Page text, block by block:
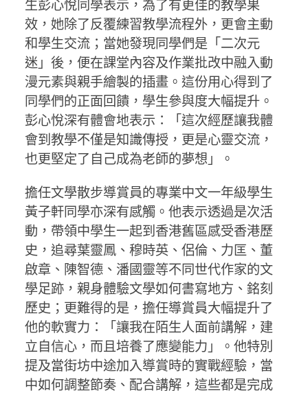
生彭心悅同學表示，為了有更佳的教學果
效，她除了反覆練習教學流程外，更會主動
和學生交流；當她發現同學們是「二次元
迷」後，便在課堂內容及作業批改中融入動
漫元素與親手繪製的插畫。這份用心得到了
同學們的正面回饋，學生參與度大幅提升。
彭心悅深有體會地表示：「這次經歷讓我體
會到教學不僅是知識傳授，更是心靈交流，
也更堅定了自己成為老師的夢想」。
擔任文學散步導賞員的專業中文一年級學生
黃子軒同學亦深有感觸。他表示透過是次活
動，帶領中學生一起到香港舊區感受香港歷
史，追尋葉靈鳳、穆時英、侶倫、力匡、董
啟章、陳智德、潘國靈等不同世代作家的文
學足跡，親身體驗文學如何書寫地方、銘刻
歷史；更難得的是，擔任導賞員大幅提升了
他的軟實力：「讓我在陌生人面前講解，建
立自信心，而且培養了應變能力」。他特別
提及當街坊中途加入導賞時的實戰經驗，當
中如何調整節奏、配合講解，這些都是完成